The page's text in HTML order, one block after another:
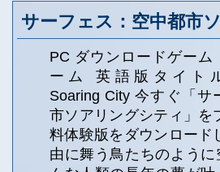
サーフェス：空中都市
PC ダウンロードゲーム
ーム 英語版タイト
Soaring City 今すぐ「サ
市ソアリングシティ」を
料体験版をダウンロード
由に舞う鳥たちのよう